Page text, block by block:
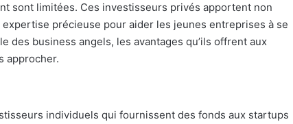
sont limitées. Ces investisseurs privés apportent non
précieuse pour aider les jeunes entreprises à se
des business angels, les avantages qu’ils offrent aux
approcher.
individuels qui fournissent des fonds aux startups